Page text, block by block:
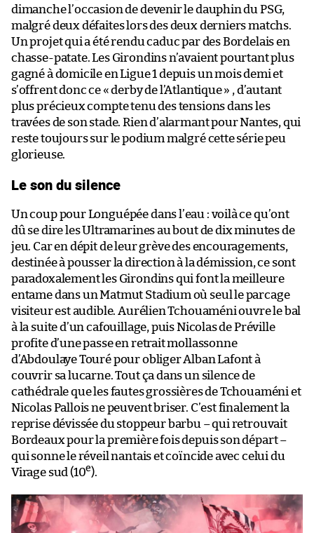
dimanche l’occasion de devenir le dauphin du PSG,
malgré deux défaites lors des deux derniers matchs.
Un projet qui a été rendu caduc par des Bordelais en
chasse-patate. Les Girondins n’avaient pourtant plus
gagné à domicile en Ligue 1 depuis un mois demi et
s’offrent donc ce « derby de l’Atlantique » , d’autant
plus précieux compte tenu des tensions dans les
travées de son stade. Rien d’alarmant pour Nantes, qui
reste toujours sur le podium malgré cette série peu
glorieuse.
Le son du silence
Un coup pour Longuépée dans l’eau : voilà ce qu’ont
dû se dire les Ultramarines au bout de dix minutes de
jeu. Car en dépit de leur grève des encouragements,
destinée à pousser la direction à la démission, ce sont
paradoxalement les Girondins qui font la meilleure
entame dans un Matmut Stadium où seul le parcage
visiteur est audible. Aurélien Tchouaméni ouvre le bal
à la suite d’un cafouillage, puis Nicolas de Préville
profite d’une passe en retrait mollassonne
d’Abdoulaye Touré pour obliger Alban Lafont à
couvrir sa lucarne. Tout ça dans un silence de
cathédrale que les fautes grossières de Tchouaméni et
Nicolas Pallois ne peuvent briser. C’est finalement la
reprise dévissée du stoppeur barbu – qui retrouvait
Bordeaux pour la première fois depuis son départ –
qui sonne le réveil nantais et coïncide avec celui du
Virage sud (10e).